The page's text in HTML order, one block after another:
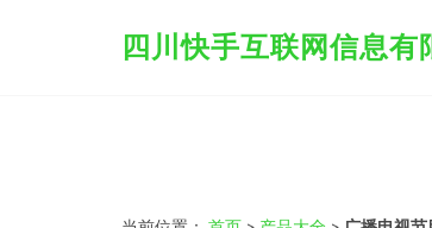
四川快手互联网信息有